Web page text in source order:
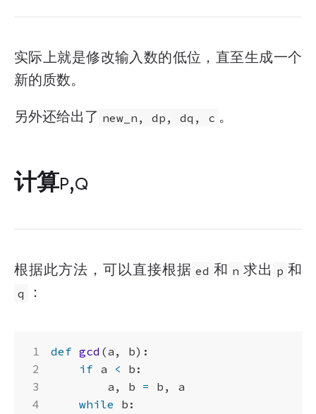
实际上就是修改输入数的低位，直至生成一个
新的质数。
另外还给出了 new_n, dp, dq, c 。
计算p,q
根据此方法，可以直接根据 ed 和 n 求出 p 和
q ：
def gcd (a , b):
if a < b :
a , b = b ,
a
while
b :